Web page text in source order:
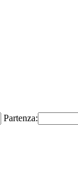
Partenza: